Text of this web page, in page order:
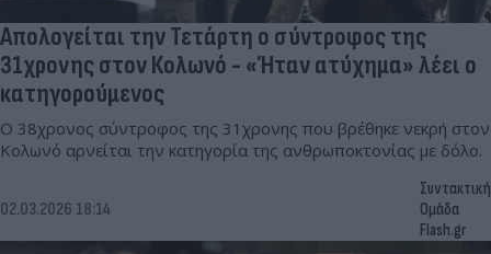
Απολογείται την Τετάρτη ο σύντροφος της
31χρονης στον Κολωνό - «Ήταν ατύχημα» λέει ο
κατηγορούμενος
Ο 38χρονος σύντροφος της 31χρονης που βρέθηκε νεκρή στον
Κολωνό αρνείται την κατηγορία της ανθρωποκτονίας με δόλο.
02.03.2026 18:14
Συντακτική
Ομάδα
Flash.gr